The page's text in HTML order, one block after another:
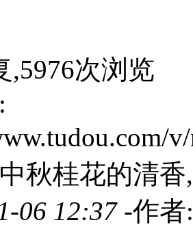
,5976次浏览
秋桂花的清
06 12:37 -作